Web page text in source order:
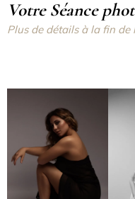
Votre Séance
Plus de détails à la fin de